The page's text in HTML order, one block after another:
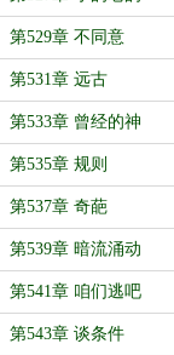
第529章 不同意
第531章 远古
第533章 曾经的神
第535章 规则
第537章 奇葩
第539章 暗流涌动
第541章 咱们逃吧
第543章 谈条件